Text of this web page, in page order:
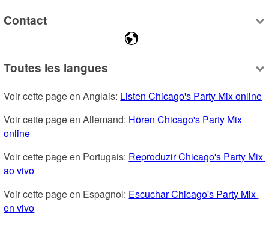
Contact
Toutes les langues
Voir cette page en Anglais: Listen Chicago's Party Mix online
Voir cette page en Allemand: Hören Chicago's Party Mix
online
Voir cette page en Portugais: Reproduzir Chicago's Party Mix
ao vivo
Voir cette page en Espagnol: Escuchar Chicago's Party Mix
en vivo